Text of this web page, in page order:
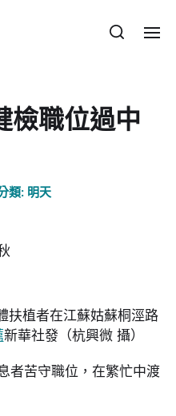
檢職位過中
類: 明天
扶植者在江蘇姑蘇桐涇路
新華社發（杭興微 攝）
者苦守職位，在繁忙中渡